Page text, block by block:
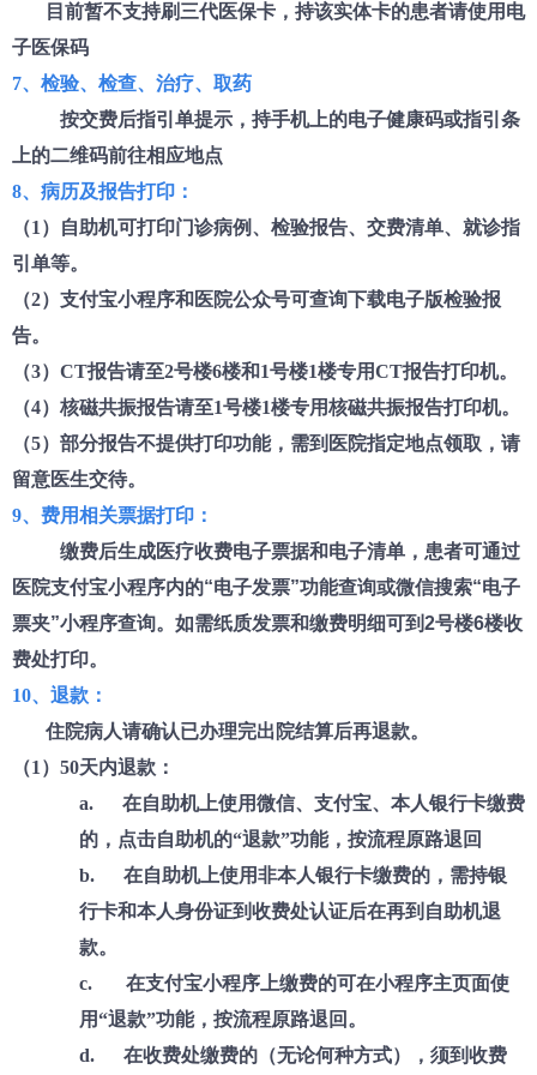
目前暂不支持刷三代医保卡，持该实体卡的患者请使用电
子医保码
7、检验、检查、治疗、取药
按交费后指引单提示，持手机上的电子健康码或指引条
上的二维码前往相应地点
8、病历及报告打印：
（1）自助机可打印门诊病例、检验报告、交费清单、就诊指
引单等。
（2）支付宝小程序和医院公众号可查询下载电子版检验报
告。
（3）CT报告请至2号楼6楼和1号楼1楼专用CT报告打印机。
（4）核磁共振报告请至1号楼1楼专用核磁共振报告打印机。
（5）部分报告不提供打印功能，需到医院指定地点领取，请
留意医生交待。
9、费用相关票据打印：
缴费后生成医疗收费电子票据和电子清单，患者可通过
医院支付宝小程序内的“电子发票”功能查询或微信搜索“电子
票夹”小程序查询。如需纸质发票和缴费明细可到2号楼6楼收
费处打印。
10、退款：
住院病人请确认已办理完出院结算后再退款。
（1）50天内退款：
a. 在自助机上使用微信、支付宝、本人银行卡缴费
的，点击自助机的“退款”功能，按流程原路退回
b. 在自助机上使用非本人银行卡缴费的，需持银
行卡和本人身份证到收费处认证后在再到自助机退
款。
c. 在支付宝小程序上缴费的可在小程序主页面使
用“退款”功能，按流程原路退回。
d. 在收费处缴费的（无论何种方式），须到收费